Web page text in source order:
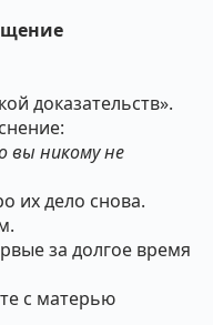
доказательств».
вы никому не
их дело снова.
за долгое время
с матерью